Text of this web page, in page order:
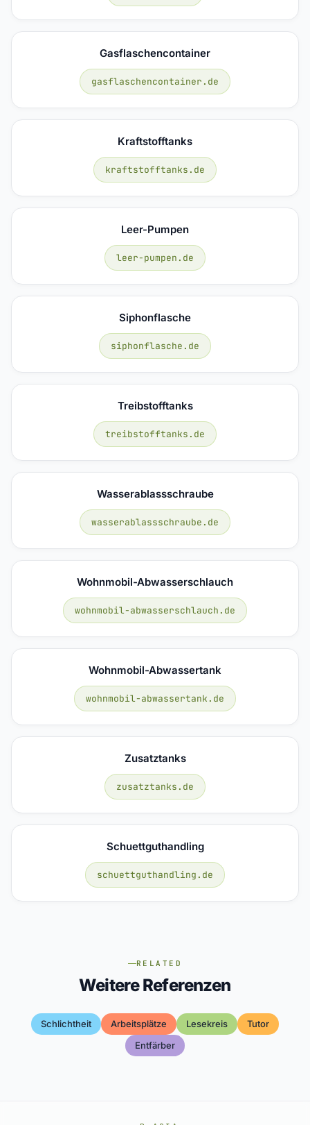
Gasflaschencontainer
gasflaschencontainer.de
Kraftstofftanks
kraftstofftanks.de
Leer-Pumpen
leer-pumpen.de
Siphonflasche
siphonflasche.de
Treibstofftanks
treibstofftanks.de
Wasserablassschraube
wasserablassschraube.de
Wohnmobil-Abwasserschlauch
wohnmobil-abwasserschlauch.de
Wohnmobil-Abwassertank
wohnmobil-abwassertank.de
Zusatztanks
zusatztanks.de
Schuettguthandling
schuettguthandling.de
RELATED
Weitere Referenzen
Schlichtheit Arbeitsplätze Lesekreis
Tutor
Entfärber